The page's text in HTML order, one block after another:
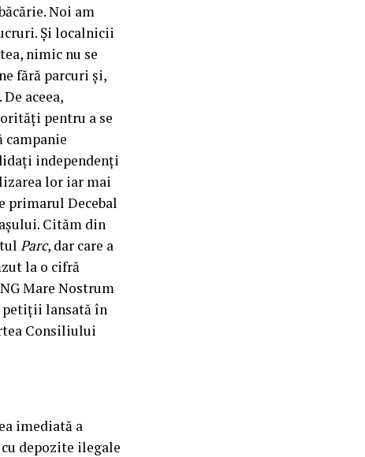
Noi am
Și localnicii
nimic nu se
fără parcuri și,
aceea,
pentru a se
campanie
independenți
lor iar mai
primarul Decebal
Cităm din
Parc, dar care a
la o cifră
Mare Nostrum
petiții lansată în
Consiliului
imediată a
depozite ilegale